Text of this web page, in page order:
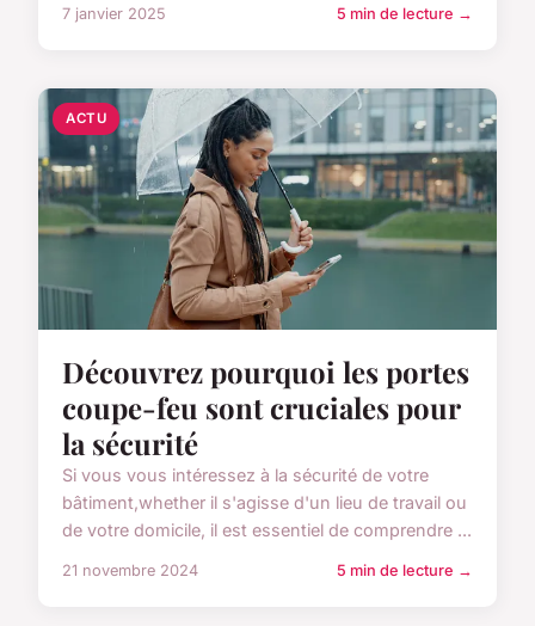
7 janvier 2025 5 min de lecture →
ACTU
Découvrez pourquoi les portes
coupe-feu sont cruciales pour
la sécurité
Si vous vous intéressez à la sécurité de votre
bâtiment,whether il s'agisse d'un lieu de travail ou
de votre domicile, il est essentiel de comprendre ...
21 novembre 2024 5 min de lecture →